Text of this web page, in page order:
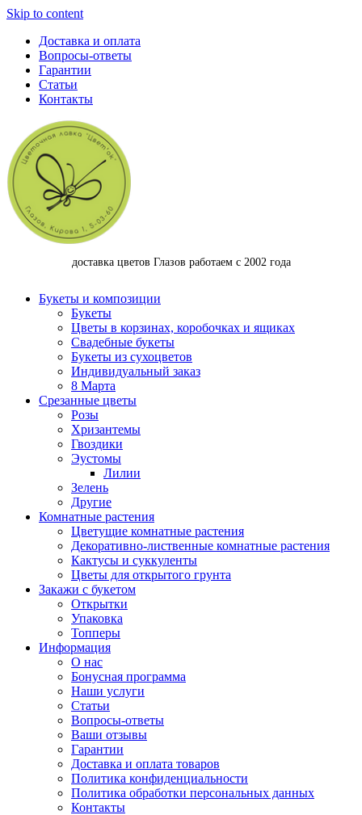
Skip to content
Доставка и оплата
Вопросы-ответы
Гарантии
Статьи
Контакты
доставка цветов Глазов работаем с 2002 года
Букеты и композиции
Букеты
Цветы в корзинах, коробочках и ящиках
Свадебные букеты
Букеты из сухоцветов
Индивидуальный заказ
8 Марта
Срезанные цветы
Розы
Хризантемы
Гвоздики
Эустомы
Лилии
Зелень
Другие
Комнатные растения
Цветущие комнатные растения
Декоративно-лиственные комнатные растения
Кактусы и суккуленты
Цветы для открытого грунта
Закажи с букетом
Открытки
Упаковка
Топперы
Информация
О нас
Бонусная программа
Наши услуги
Статьи
Вопросы-ответы
Ваши отзывы
Гарантии
Доставка и оплата товаров
Политика конфиденциальности
Политика обработки персональных данных
Контакты